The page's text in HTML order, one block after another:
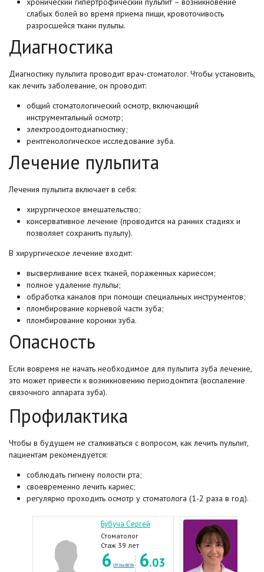
слабых болей во время приема пищи, кровоточивость
разросшейся ткани пульпы.
Диагностика
Диагностику пульпита проводит врач-стоматолог. Чтобы установить,
как лечить заболевание, он проводит:
общий стоматологический осмотр, включающий
инструментальный осмотр;
электроодонтодиагностику;
рентгенологическое исследование зуба.
Лечение пульпита
Лечения пульпита включает в себя:
хирургическое вмешательство;
консервативное лечение (проводится на ранних стадиях и
позволяет сохранить пульпу).
В хирургическое лечение входит:
высверливание всех тканей, пораженных кариесом;
полное удаление пульпы;
обработка каналов при помощи специальных инструментов;
пломбирование корневой части зуба;
пломбирование коронки зуба.
Опасность
Если вовремя не начать необходимое для пульпита зуба лечение,
это может привести к возникновению периодонтита (воспаление
связочного аппарата зуба).
Профилактика
Чтобы в будущем не сталкиваться с вопросом, как лечить пульпит,
пациентам рекомендуется:
соблюдать гигиену полости рта;
своевременно лечить кариес;
регулярно проходить осмотр у стоматолога (1-2 раза в год).
Бубуча Сергей
Стоматолог
Стаж 39 лет
6 отзывов 6.03